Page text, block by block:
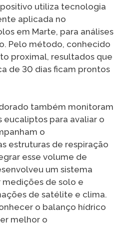
utiliza tecnologia
aplicada no
em Marte, para análises
Pelo método, conhecido
proximal, resultados que
de 30 dias ficam prontos
também monitoram
eucaliptos para avaliar o
o
estruturas de respiração
esse volume de
um sistema
de solo e
de satélite e clima.
o balanço hídrico
melhor o